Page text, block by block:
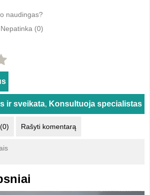
naudingas?
Nepatinka (0)
ir sveikata, Konsultuoja specialistas
Rašyti komentarą